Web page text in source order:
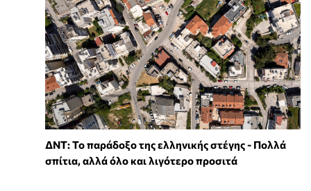
ΔΝΤ: Το παράδοξο της ελληνικής στέγης - Πολλά
σπίτια, αλλά όλο και λιγότερο προσιτά